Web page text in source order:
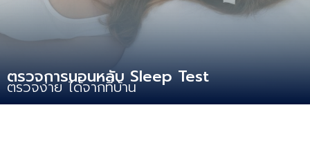
ตรวจการนอนหลับ Sleep Test
ตรวจง่าย ได้จากที่บ้าน